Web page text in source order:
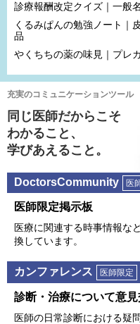
診療報酬改定クイズ｜一般
くるみぱんの勉強ノート｜
品
やくちちの薬の味見｜プレ
充実のコミュニケーションツール
同じ医師だからこそ
わかること、
学びあえること。
DoctorsCommunity 医
医師限定掲⽰板
医療に関連する時事情報な
換しています。
カンファレンス 医師限定
診断・治療について意
医師の⽇常診断における疑